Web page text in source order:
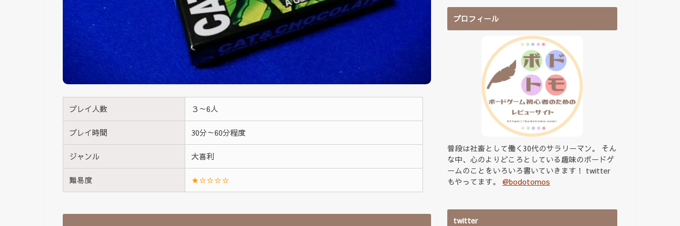
プレイ人数 ３～6人
プレイ時間 30分～60分程度
ジャンル 大喜利
難易度 ★☆☆☆☆
プロフィール
普段は社畜として働く30代のサラリーマン。 そん
な中、心のよりどころとしている趣味のボードゲ
ームのことをいろいろ書いていきます！ twitter
もやってます。 @bodotomos
twitter